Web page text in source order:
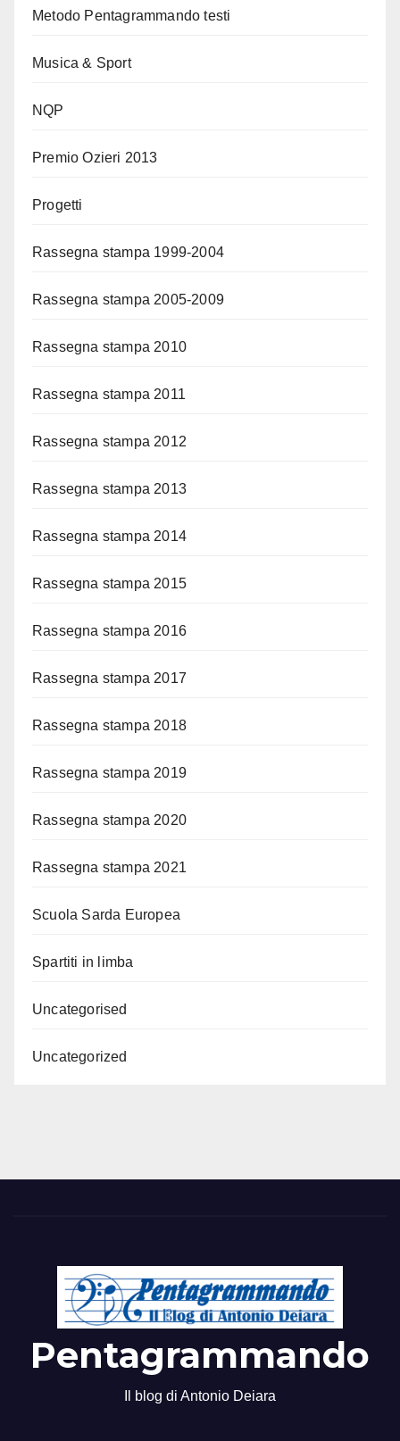
Metodo Pentagrammando testi
Musica & Sport
NQP
Premio Ozieri 2013
Progetti
Rassegna stampa 1999-2004
Rassegna stampa 2005-2009
Rassegna stampa 2010
Rassegna stampa 2011
Rassegna stampa 2012
Rassegna stampa 2013
Rassegna stampa 2014
Rassegna stampa 2015
Rassegna stampa 2016
Rassegna stampa 2017
Rassegna stampa 2018
Rassegna stampa 2019
Rassegna stampa 2020
Rassegna stampa 2021
Scuola Sarda Europea
Spartiti in limba
Uncategorised
Uncategorized
Pentagrammando
Il blog di Antonio Deiara